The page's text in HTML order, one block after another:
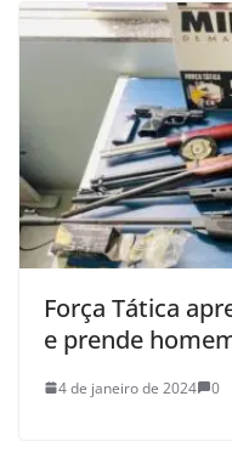
Força Tática
e prende
4 de janeiro de 2024 0